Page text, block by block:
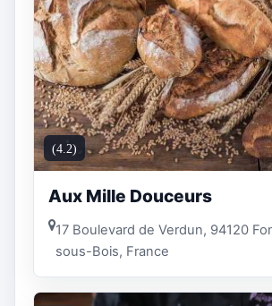
(4.2)
Aux Mille Douceurs
17 Boulevard de Verdun, 94120
sous-Bois, France